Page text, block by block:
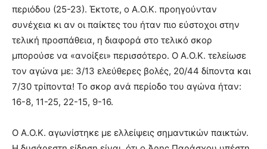
περιόδου (25-23). Έκτοτε, ο Α.Ο.Κ. προηγούνταν
συνέχεια κι αν οι παίκτες του ήταν πιο εύστοχοι στην
τελική προσπάθεια, η διαφορά στο τελικό σκορ
μπορούσε να «ανοίξει» περισσότερο. Ο Α.Ο.Κ. τελείωσε
τον αγώνα με: 3/13 ελεύθερες βολές, 20/44 δίποντα και
7/30 τρίποντα! Το σκορ ανά περίοδο του αγώνα ήταν:
16-8, 11-25, 22-15, 9-16.
Ο Α.Ο.Κ. αγωνίστηκε με ελλείψεις σημαντικών παικτών.